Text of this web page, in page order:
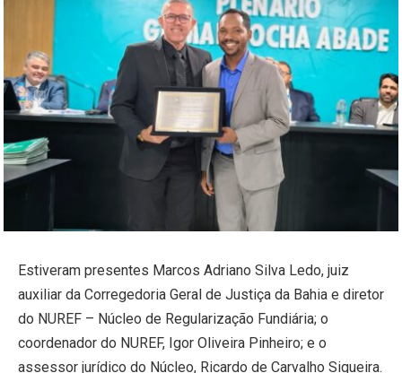
Estiveram presentes Marcos Adriano Silva Ledo, juiz
auxiliar da Corregedoria Geral de Justiça da Bahia e diretor
do NUREF – Núcleo de Regularização Fundiária; o
coordenador do NUREF, Igor Oliveira Pinheiro; e o
assessor jurídico do Núcleo, Ricardo de Carvalho Siqueira.